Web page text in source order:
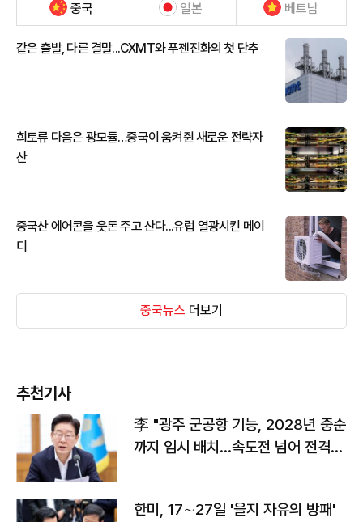
중국 일본 베트남
같은 출발, 다른 결말...CXMT와 푸젠진화의 첫 단추
희토류 다음은 광모듈…중국이 움켜쥔 새로운 전략자
산
중국산 에어콘을 웃돈 주고 산다...유럽 열광시킨 메이
디
중국뉴스 더보기
추천기사
李 "광주 군공항 기능, 2028년 중순
까지 임시 배치…속도전 넘어 전격
한미, 17∼27일 '을지 자유의 방패'